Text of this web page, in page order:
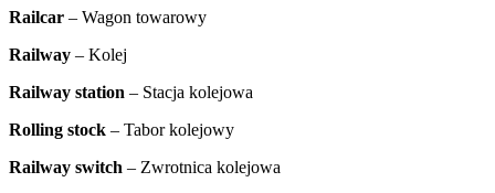
Railcar – Wagon towarowy
Railway – Kolej
Railway station – Stacja kolejowa
Rolling stock – Tabor kolejowy
Railway switch – Zwrotnica kolejowa